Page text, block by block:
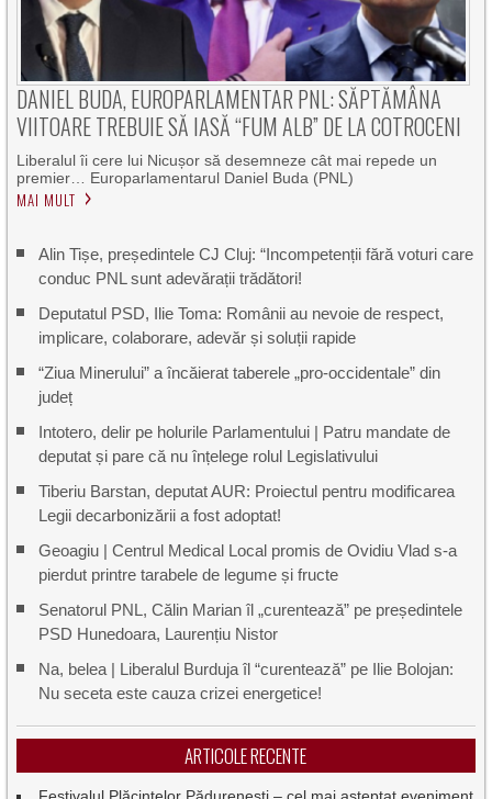
DANIEL BUDA, EUROPARLAMENTAR PNL: SĂPTĂMÂNA
VIITOARE TREBUIE SĂ IASĂ “FUM ALB” DE LA COTROCENI
Liberalul îi cere lui Nicușor să desemneze cât mai repede un
premier… Europarlamentarul Daniel Buda (PNL)
MAI MULT
Alin Tișe, președintele CJ Cluj: “Incompetenții fără voturi care
conduc PNL sunt adevărații trădători!
Deputatul PSD, Ilie Toma: Românii au nevoie de respect,
implicare, colaborare, adevăr și soluții rapide
“Ziua Minerului” a încăierat taberele „pro-occidentale” din
județ
Intotero, delir pe holurile Parlamentului | Patru mandate de
deputat și pare că nu înțelege rolul Legislativului
Tiberiu Barstan, deputat AUR: Proiectul pentru modificarea
Legii decarbonizării a fost adoptat!
Geoagiu | Centrul Medical Local promis de Ovidiu Vlad s-a
pierdut printre tarabele de legume și fructe
Senatorul PNL, Călin Marian îl „curentează” pe președintele
PSD Hunedoara, Laurențiu Nistor
Na, belea | Liberalul Burduja îl “curentează” pe Ilie Bolojan:
Nu seceta este cauza crizei energetice!
ARTICOLE RECENTE